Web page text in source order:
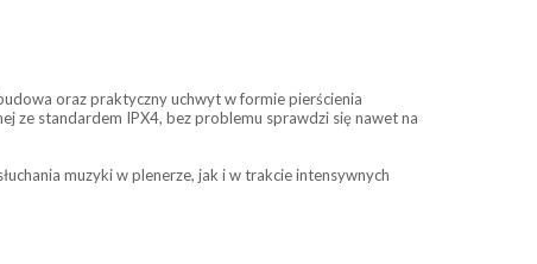
oraz praktyczny uchwyt w formie pierścienia
ze standardem IPX4, bez problemu sprawdzi się nawet na
muzyki w plenerze, jak i w trakcie intensywnych